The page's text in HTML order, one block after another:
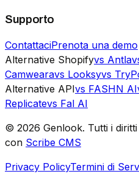
Supporto
ContattaciPrenota una demo
Alternative Shopifyvs Antla
Camwearavs Looksyvs
Alternative APIvs FASHN AI
Replicatevs Fal AI
© 2026 Genlook. Tutti i
con Scribe CMS
Privacy PolicyTermini di